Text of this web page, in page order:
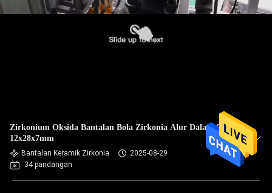
Zirkonium Oksida Bantalan Bola Zirkonia Alur Dalam 6001
12x28x7mm
Bantalan Keramik Zirkonia
2025-08-29
34 pandangan